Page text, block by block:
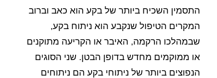
התסמין השכיח ביותר של בקע הוא כאב וברוב
המקרים הטיפול שנקבע הוא ניתוח בקע,
שבמהלכו הרקמה, האיבר או הקריעה מתוקנים
או ממוקמים מחדש בדופן הבטן. שני הסוגים
הנפוצים ביותר של ניתוחי בקע הם ניתוחים